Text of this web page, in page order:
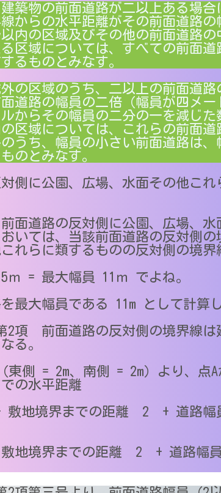
物の前面道路が二以上ある場合
からの水平距離がその前面道路の
内の区域及びその他の前面道路
区域については、すべての前面
るものとみなす。
の区域のうち、二以上の前面道路
道路の幅員の二倍（幅員が四メ
からその幅員の二分の一を減じ
区域については、これらの前面
うち、幅員の小さい前面道路は、
のとみなす。
対側に公園、広場、水面その他こ
道路の反対側に公園、広場、水
いては、当該前面道路の反対側
れらに類するものの反対側の境界
= 最大幅員 11ｍ でよね。
最大幅員である 11m として計算し
2項 前面道路の反対側の境界線は
る。
東側 = 2m、南側 = 2m）より、点
の水平距離
敷地境界までの距離 2 + 道路
地境界までの距離 2 + 道路幅